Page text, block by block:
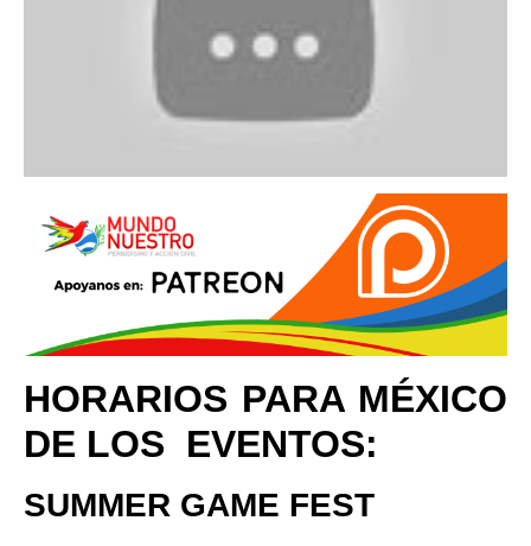
HORARIOS PARA MÉXICO
DE LOS EVENTOS:
SUMMER GAME FEST